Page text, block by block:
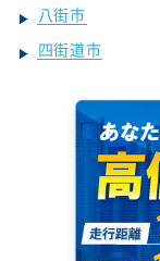
八街市
四街道市